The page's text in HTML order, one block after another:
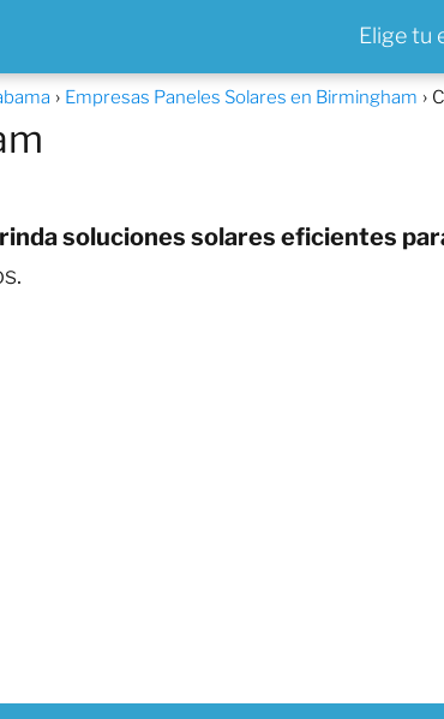
Elige tu
Empresas Paneles Solares en Birmingham
soluciones solares eficientes